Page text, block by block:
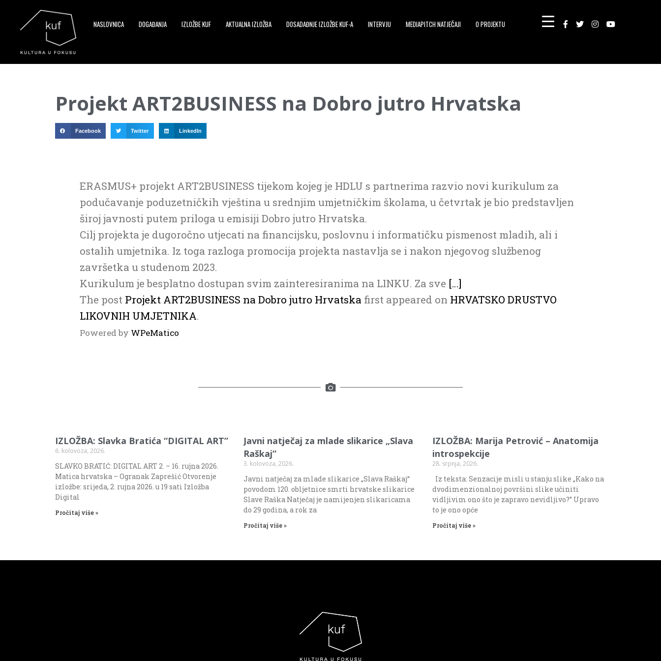
NASLOVNICA DOGAĐANJA IZLOŽBE KUF AKTUALNA IZLOŽBA DOSADAĐNJE IZLOŽBE KUF-A INTERVJU MEDIAPITCH NATJEČAJI O PROJEKTU
Projekt ART2BUSINESS na Dobro jutro Hrvatska
Facebook Twitter LinkedIn
ERASMUS+ projekt ART2BUSINESS tijekom kojeg je HDLU s partnerima razvio novi kurikulum za
podučavanje poduzetničkih vještina u srednjim umjetničkim školama, u četvrtak je bio predstavljen
široj javnosti putem priloga u emisiji Dobro jutro Hrvatska.
Cilj projekta je dugoročno utjecati na financijsku, poslovnu i informatičku pismenost mladih, ali i
ostalih umjetnika. Iz toga razloga promocija projekta nastavlja se i nakon njegovog službenog
završetka u studenom 2023.
Kurikulum je besplatno dostupan svim zainteresiranima na LINKU. Za sve […]
The post Projekt ART2BUSINESS na Dobro jutro Hrvatska first appeared on HRVATSKO DRUSTVO
LIKOVNIH UMJETNIKA.
Powered by WPeMatico
IZLOŽBA: Slavka Bratića “DIGITAL ART”
6. kolovoza, 2026.
SLAVKO BRATIĆ: DIGITAL ART 2. – 16. rujna 2026.
Matica hrvatska – Ogranak Zaprešić Otvorenje
izložbe: srijeda, 2. rujna 2026. u 19 sati Izložba
Digital
Pročitaj više »
Javni natječaj za mlade slikarice „Slava
Raškaj“
3. kolovoza, 2026.
Javni natječaj za mlade slikarice „Slava Raškaj“
povodom 120. obljetnice smrti hrvatske slikarice
Slave Raška Natječaj je namijenjen slikaricama
do 29 godina, a rok za
Pročitaj više »
IZLOŽBA: Marija Petrović – Anatomija
introspekcije
28. srpnja, 2026.
Iz teksta: Senzacije misli u stanju slike „Kako na
dvodimenzionalnoj površini slike učiniti
vidljivim ono što je zapravo nevidljivo?” Upravo
to je ono opće
Pročitaj više »